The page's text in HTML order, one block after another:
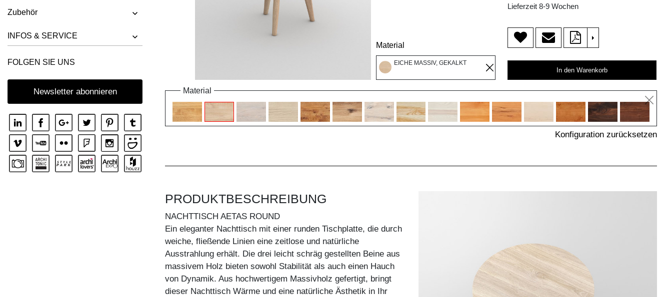
Zubehör
INFOS & SERVICE
FOLGEN SIE UNS
Newsletter abonnieren
Material
EICHE MASSIV, GEKALKT
Lieferzeit 8-9 Wochen
>
In den Warenkorb
Material
Konfiguration zurücksetzen
PRODUKTBESCHREIBUNG
NACHTTISCH AETAS ROUND
Ein eleganter Nachttisch mit einer runden Tischplatte, die durch
weiche, fließende Linien eine zeitlose und natürliche
Ausstrahlung erhält. Die drei leicht schräg gestellten Beine aus
massivem Holz bieten sowohl Stabilität als auch einen Hauch
von Dynamik. Aus hochwertigem Massivholz gefertigt, bringt
dieser Nachttisch Wärme und eine natürliche Ästhetik in Ihr